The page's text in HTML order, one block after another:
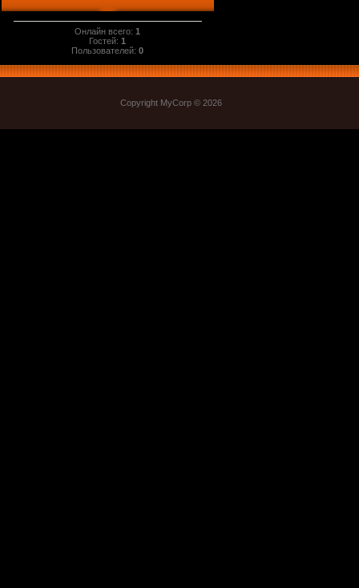
Онлайн всего:1
Гостей:1
Пользователей:0
Copyright MyCorp © 2026